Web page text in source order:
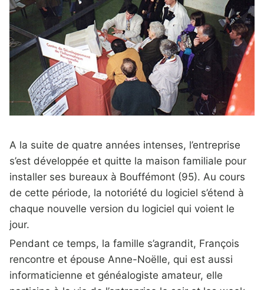
A la suite de quatre années intenses, l’entreprise
s’est développée et quitte la maison familiale pour
installer ses bureaux à Bouffémont (95). Au cours
de cette période, la notoriété du logiciel s’étend à
chaque nouvelle version du logiciel qui voient le
jour.
Pendant ce temps, la famille s’agrandit, François
rencontre et épouse Anne-Noëlle, qui est aussi
informaticienne et généalogiste amateur, elle